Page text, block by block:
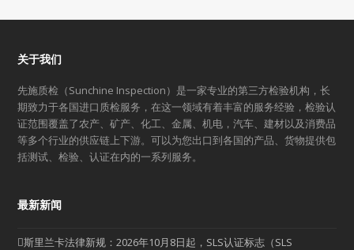
关于我们
先施质检（Sunchine Inspection）是一家专业的第三方检验机构，长
期致力于各国进口质检服务，在这一领域有着丰富的服务经验，检验认
证范围覆盖了农产、矿产、化工、金属、机电，汽车、建材以及消费品
等多个行业的供应链上下游。可以为您出口到各国的产品、货物提供包
括测试、检验、认证在内的一系列服务。
最新新闻
斯里兰卡法律新规：2026年10月8日起，SLS认证标志（SLS